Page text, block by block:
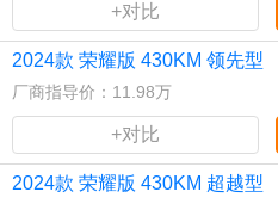
+对比
2024款 荣耀版 430KM 领先型
厂商指导价：11.98万
+对比
2024款 荣耀版 430KM 超越型